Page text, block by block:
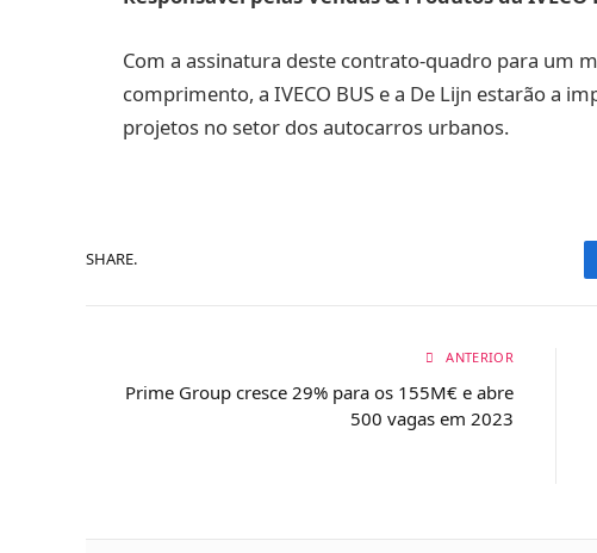
Com a assinatura deste contrato-quadro para um
comprimento, a IVECO BUS e a De Lijn estarão a
projetos no setor dos autocarros urbanos.
SHARE.
ANTERIOR
Prime Group cresce 29% para os 155M€ e abre
500 vagas em 2023